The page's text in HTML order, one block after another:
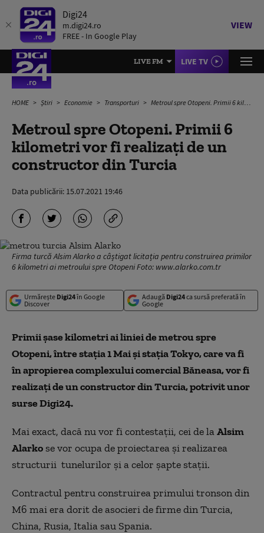
Digi24
m.digi24.ro
FREE - In Google Play
VIEW
LIVE FM LIVE TV
HOME Știri Economie Transporturi Metroul spre Otopeni. Primii 6 kilometri vor fi realizați de un constructor din Turcia
Metroul spre Otopeni. Primii 6
kilometri vor fi realizați de un
constructor din Turcia
Data publicării: 15.07.2021 19:46
Firma turcă Alsim Alarko a câștigat licitația pentru construirea primilor
6 kilometri ai metroului spre Otopeni Foto: www.alarko.com.tr
Urmărește Digi24în Google
Discover
Adaugă Digi24ca sursă preferată în
Google
Primii șase kilometri ai liniei de metrou spre
Otopeni, între stația 1 Mai și stația Tokyo, care va fi
în apropierea complexului comercial Băneasa, vor fi
realizați de un constructor din Turcia, potrivit unor
surse Digi24.
Mai exact, dacă nu vor fi contestații, cei de laAlsim
Alarko se vor ocupa de proiectarea și realizarea
structurii tunelurilor și a celor șapte stații.
Contractul pentru construirea primului tronson din
M6 mai era dorit de asocieri de firme din Turcia,
China, Rusia, Italia sau Spania.